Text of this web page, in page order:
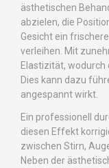
ästhetischen
abzielen, die
Gesicht ein
verleihen. Mit
Elastizität, wodurch
Dies kann dazu
angespannt wirkt.
Ein professionell
diesen Effekt
zwischen Stirn,
Neben der